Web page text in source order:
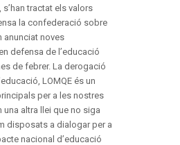
s’han tractat els valors
la confederació sobre
anunciat noves
defensa de l’educació
de febrer. La derogació
LOMQE és un
per a les nostres
una altra llei que no siga
disposats a dialogar per a
nacional d’educació